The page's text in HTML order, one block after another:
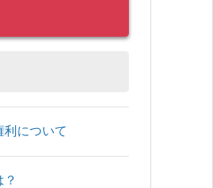
利について